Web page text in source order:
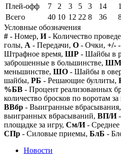
Плей-офф
7 2 3 5 3 14 1
Всего
40 10 12 22 8 36
Условные обозначения
# - Номер, И- Количество
голы, А - Передачи, О - Очки, +/-
Штрафное время, ШР - Шайбы в
заброшенные в большинстве, ШМ
меньшинстве, ШО - Шайбы в
шайбы, РБ - Решающие буллиты,
%БВ - Процент реализованных
количество бросков по воротам за
ВВбр - Выигранные вбрасывания,
выигранных вбрасываний, ВП/И-
площадке за игру, См/И- Среднее
СПр - Силовые приемы, БлБ -
Новости